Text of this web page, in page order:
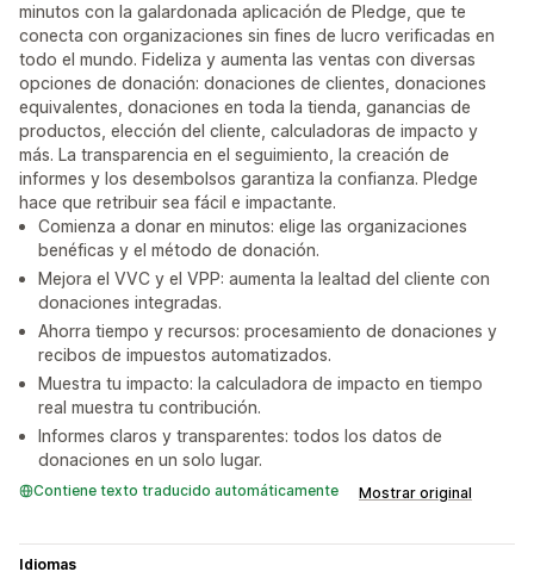
minutos con la galardonada aplicación de Pledge, que te
conecta con organizaciones sin fines de lucro verificadas en
todo el mundo. Fideliza y aumenta las ventas con diversas
opciones de donación: donaciones de clientes, donaciones
equivalentes, donaciones en toda la tienda, ganancias de
productos, elección del cliente, calculadoras de impacto y
más. La transparencia en el seguimiento, la creación de
informes y los desembolsos garantiza la confianza. Pledge
hace que retribuir sea fácil e impactante.
Comienza a donar en minutos: elige las organizaciones
benéficas y el método de donación.
Mejora el VVC y el VPP: aumenta la lealtad del cliente con
donaciones integradas.
Ahorra tiempo y recursos: procesamiento de donaciones y
recibos de impuestos automatizados.
Muestra tu impacto: la calculadora de impacto en tiempo
real muestra tu contribución.
Informes claros y transparentes: todos los datos de
donaciones en un solo lugar.
Contiene texto traducido automáticamente Mostrar original
Idiomas